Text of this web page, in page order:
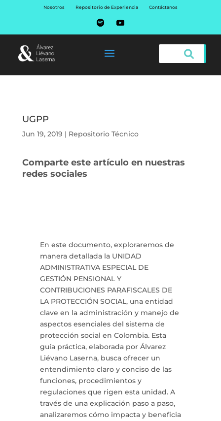
Nosotros Repositorio de Experiencia Contáctanos
UGPP
Jun 19, 2019 | Repositorio Técnico
Comparte este artículo en nuestras
redes sociales
En este documento, exploraremos de
manera detallada la UNIDAD
ADMINISTRATIVA ESPECIAL DE
GESTIÓN PENSIONAL Y
CONTRIBUCIONES PARAFISCALES DE
LA PROTECCIÓN SOCIAL, una entidad
clave en la administración y manejo de
aspectos esenciales del sistema de
protección social en Colombia. Esta
guía práctica, elaborada por Álvarez
Liévano Laserna, busca ofrecer un
entendimiento claro y conciso de las
funciones, procedimientos y
regulaciones que rigen esta unidad. A
través de una explicación paso a paso,
analizaremos cómo impacta y beneficia